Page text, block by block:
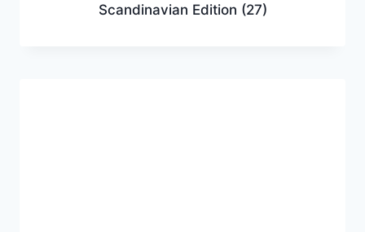
Scandinavian Edition (27)